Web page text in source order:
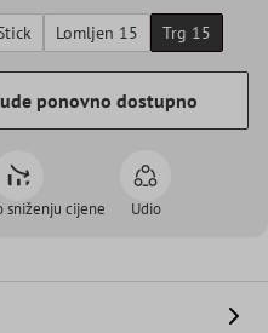
Lomljen 15 Trg 15
ponovno dostupno
sniženju cijene Udio